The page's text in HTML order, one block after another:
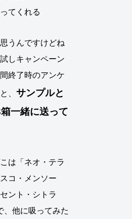
うんですけどね
しキャンペーン
終了時のアンケ
、サンプルと
一緒に送って
は「ネオ・テラ
コ・メンソー
ント・シトラ
、他に吸ってみた